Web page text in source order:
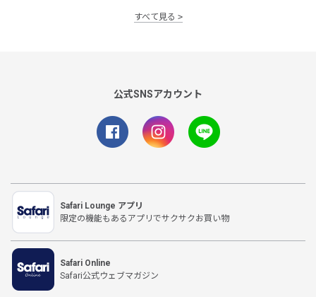
すべて見る
公式SNSアカウント
Safari Lounge アプリ
限定の機能もあるアプリでサクサクお買い物
Safari Online
Safari公式ウェブマガジン